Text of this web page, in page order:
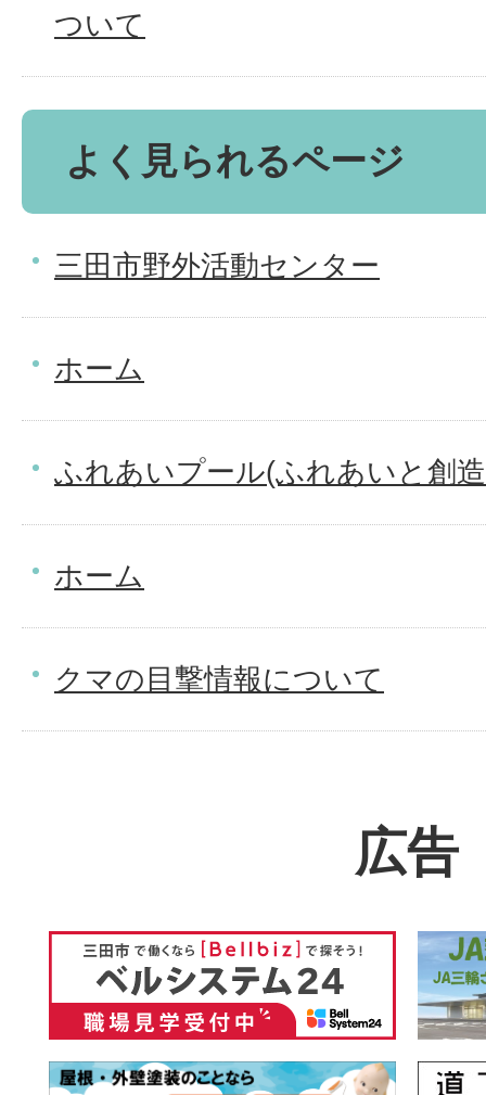
ついて
よく見られるページ
三田市野外活動センター
ホーム
ふれあいプール(ふれあいと創
ホーム
クマの目撃情報について
広告